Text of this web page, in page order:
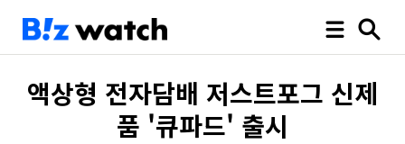
액상형 전자담배 저스트포그 신제
품 '큐파드' 출시